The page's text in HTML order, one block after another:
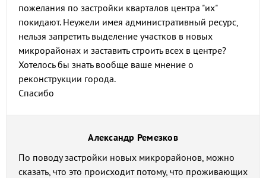
пожелания по застройки кварталов центра "их"
покидают. Неужели имея административный ресурс,
нельзя запретить выделение участков в новых
микрорайонах и заставить строить всех в центре?
Хотелось бы знать вообще ваше мнение о
реконструкции города.
Спасибо
Александр Ремезков
По поводу застройки новых микрорайонов, можно
сказать, что это происходит потому, что проживающих